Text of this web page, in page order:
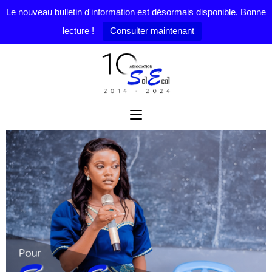
Le nouveau bulletin d'information est désormais disponible. Bonne
lecture !
Consulter maintenant